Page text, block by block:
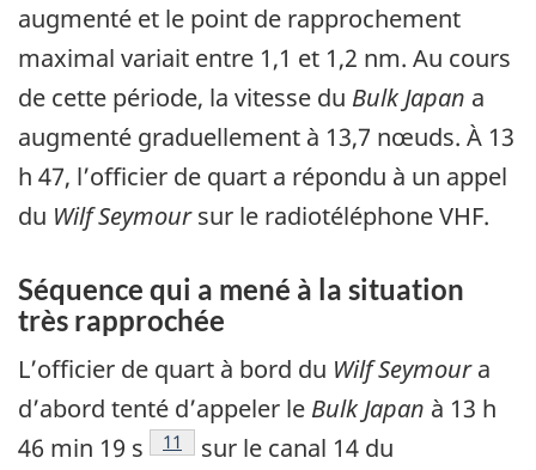
augmenté et le point de rapprochement
maximal variait entre 1,1 et 1,2 nm. Au cours
de cette période, la vitesse du Bulk Japan a
augmenté graduellement à 13,7 nœuds. À 13
h 47, l’officier de quart a répondu à un appel
du Wilf Seymoursur le radiotéléphone VHF.
Séquence qui a mené à la situation
très rapprochée
L’officier de quart à bord du Wilf Seymoura
d’abord tenté d’appeler le Bulk Japan à 13 h
46 min 19 s
Note de bas de page
11
sur le canal 14 du